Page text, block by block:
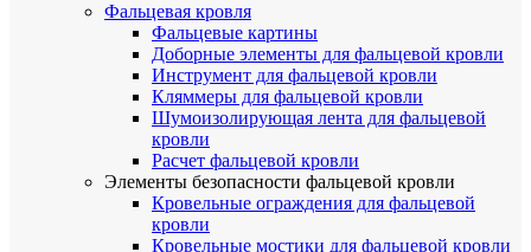
Фальцевая кровля
Фальцевые картины
Доборные элементы для фальцевой кровли
Инструмент для фальцевой кровли
Кляммеры для фальцевой кровли
Шумоизолирующая лента для фальцевой
кровли
Расчет фальцевой кровли
Элементы безопасности фальцевой кровли
Кровельные ограждения для фальцевой
кровли
Кровельные мостики для фальцевой кровли